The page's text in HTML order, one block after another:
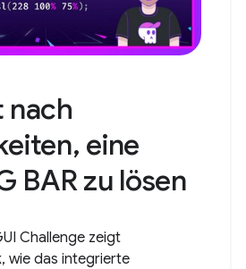
nach
eine
BAR zu lösen
Challenge zeigt
wie das integrierte